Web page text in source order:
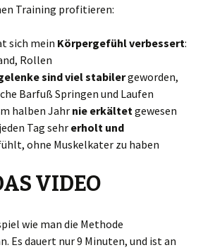
Training profitieren:
sich mein Körpergefühl verbessert:
Rollen
sind viel stabilergeworden,
Barfuß Springen und Laufen
halben Jahr nie erkältetgewesen
Tag sehr erholt und
ohne Muskelkater zu haben
VIDEO
wie man die Methode
Es dauert nur 9 Minuten, und ist an